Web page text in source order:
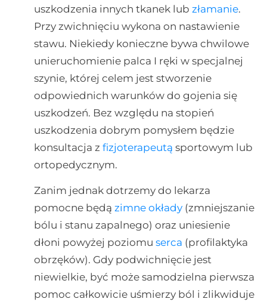
uszkodzenia innych tkanek lub złamanie.
Przy zwichnięciu wykona on nastawienie
stawu. Niekiedy konieczne bywa chwilowe
unieruchomienie palca I ręki w specjalnej
szynie, której celem jest stworzenie
odpowiednich warunków do gojenia się
uszkodzeń. Bez względu na stopień
uszkodzenia dobrym pomysłem będzie
konsultacja z fizjoterapeutą sportowym lub
ortopedycznym.
Zanim jednak dotrzemy do lekarza
pomocne będą zimne okłady(zmniejszanie
bólu i stanu zapalnego) oraz uniesienie
dłoni powyżej poziomu serca (profilaktyka
obrzęków). Gdy podwichnięcie jest
niewielkie, być może samodzielna pierwsza
pomoc całkowicie uśmierzy ból i zlikwiduje